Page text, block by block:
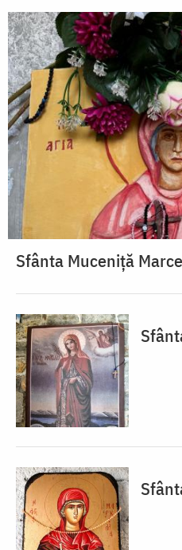
Sfânta Muceniță